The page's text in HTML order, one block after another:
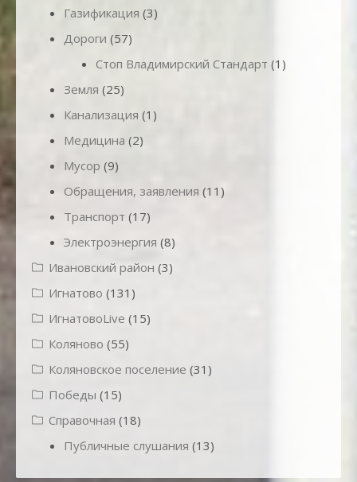
Газификация (3)
Дороги (57)
Стоп Владимирский Стандарт (1)
Земля (25)
Канализация (1)
Медицина (2)
Мусор (9)
Обращения, заявления (11)
Транспорт (17)
Электроэнергия (8)
Ивановский район (3)
Игнатово (131)
ИгнатовоLive (15)
Коляново (55)
Коляновское поселение (31)
Победы (15)
Справочная (18)
Публичные слушания (13)